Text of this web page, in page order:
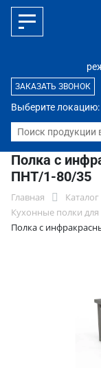
Выберите локацию:
ЗАКАЗАТЬ ЗВОНОК
Полка с
ПНТ/1-80/35
Главная Каталог
Кухонные полки
Полка с